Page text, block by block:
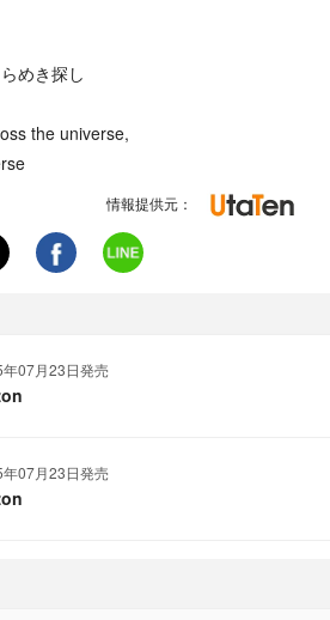
めき探し
the universe,
情報提供元：
07月23日発売
07月23日発売